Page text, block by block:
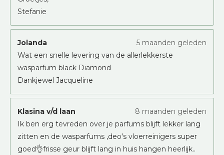
Stefanie
Jolanda
5 maanden geleden
Wat een snelle levering van de allerlekkerste
wasparfum black Diamond
Dankjewel Jacqueline
Klasina v/d laan
8 maanden geleden
Ik ben erg tevreden over je parfums blijft lekker lang
zitten en de wasparfums ,deo's vloerreinigers super
goed👌frisse geur blijft lang in huis hangen heerlijk..